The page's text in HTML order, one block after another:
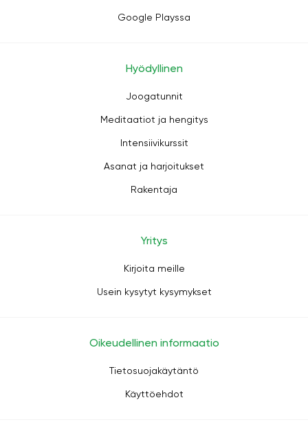
Google Playssa
Hyödyllinen
Joogatunnit
Meditaatiot ja hengitys
Intensiivikurssit
Asanat ja harjoitukset
Rakentaja
Yritys
Kirjoita meille
Usein kysytyt kysymykset
Oikeudellinen informaatio
Tietosuojakäytäntö
Käyttöehdot